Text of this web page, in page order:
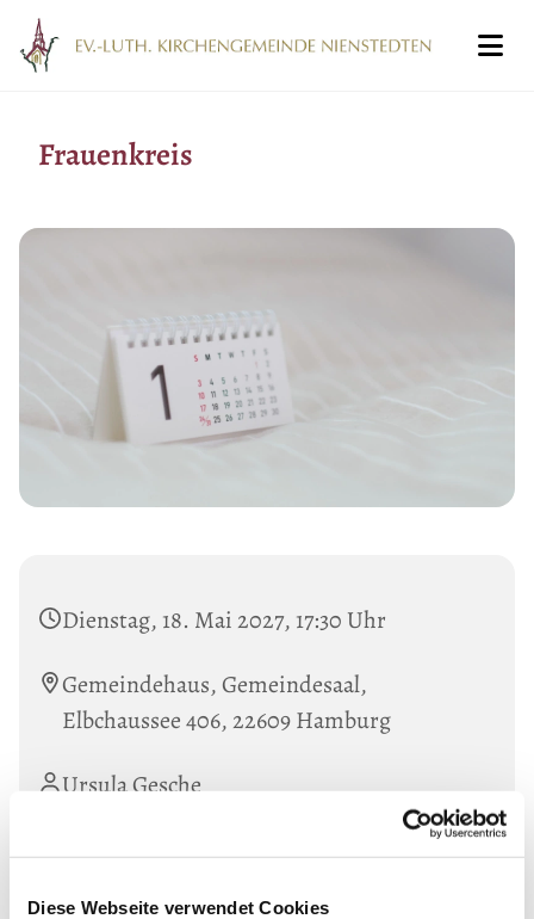
Diese Webseite verwendet Cookies
Frauenkreis
Dienstag, 18. Mai 2027, 17:30 Uhr
Gemeindehaus, Gemeindesaal,
Elbchaussee 406, 22609 Hamburg
Ursula Gesche